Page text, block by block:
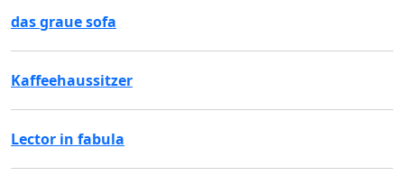
das graue sofa
Kaffeehaussitzer
Lector in fabula